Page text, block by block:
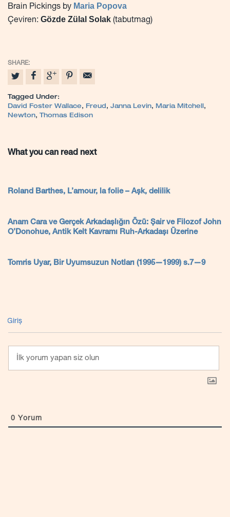
Brain Pickings by Maria Popova
Çeviren: Gözde Zülal Solak (tabutmag)
Tagged Under:
David Foster Wallace, Freud , Janna Levin, Maria Mitchell ,
Newton, Thomas Edison
What you can read next
Roland Barthes, L’amour, la folie – Aşk, delilik
Anam Cara ve Gerçek Arkadaşlığın Özü: Şair ve Filozof John
O’Donohue, Antik Kelt Kavramı Ruh-Arkadaşı Üzerine
Tomris Uyar, Bir Uyumsuzun Notları (1995—1999) s.7—9
Giriş
0 Yorum